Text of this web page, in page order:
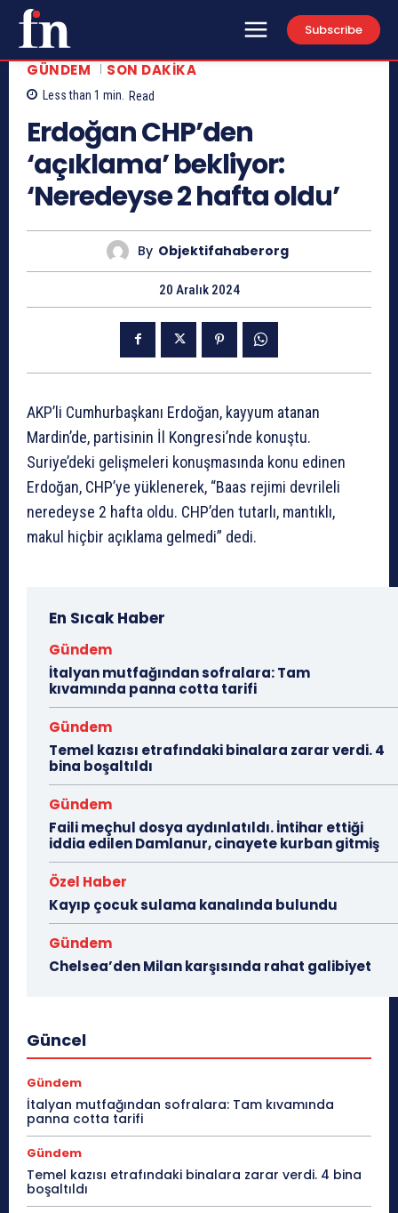
Subscribe
GÜNDEM SON DAKIKA
Less than 1 min. Read
Erdoğan CHP’den
‘açıklama’ bekliyor:
‘Neredeyse 2 hafta oldu’
By Objektifahaberorg
20 Aralık 2024
AKP’li Cumhurbaşkanı Erdoğan, kayyum atanan
Mardin’de, partisinin İl Kongresi’nde konuştu.
Suriye’deki gelişmeleri konuşmasında konu edinen
Erdoğan, CHP’ye yüklenerek, “Baas rejimi devrileli
neredeyse 2 hafta oldu. CHP’den tutarlı, mantıklı,
makul hiçbir açıklama gelmedi” dedi.
En Sıcak Haber
Gündem
İtalyan mutfağından sofralara: Tam
kıvamında panna cotta tarifi
Gündem
Temel kazısı etrafındaki binalara zarar verdi. 4
bina boşaltıldı
Gündem
Faili meçhul dosya aydınlatıldı. İntihar ettiği
iddia edilen Damlanur, cinayete kurban gitmiş
Özel Haber
Kayıp çocuk sulama kanalında bulundu
Gündem
Chelsea’den Milan karşısında rahat galibiyet
Güncel
Gündem
İtalyan mutfağından sofralara: Tam kıvamında
panna cotta tarifi
Gündem
Temel kazısı etrafındaki binalara zarar verdi. 4 bina
boşaltıldı